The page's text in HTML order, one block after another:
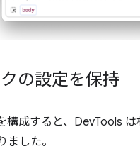
の設定を保持
成すると、DevTools
した。